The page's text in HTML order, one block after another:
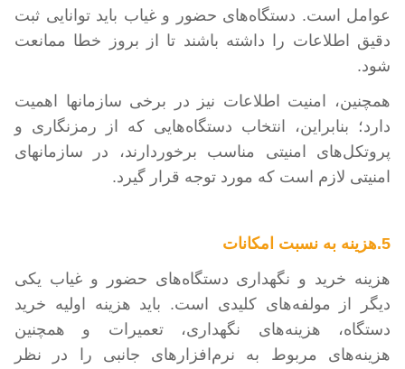
عوامل است. دستگاه‌های حضور و غیاب باید توانایی ثبت
دقیق اطلاعات را داشته باشند تا از بروز خطا ممانعت
شود.
همچنین، امنیت اطلاعات نیز در برخی سازمانها اهمیت
دارد؛ بنابراین، انتخاب دستگاه‌هایی که از رمزنگاری و
پروتکل‌های امنیتی مناسب برخوردارند، در سازمانهای
امنیتی لازم است که مورد توجه قرار گیرد.
5.هزینه
به نسبت امکانات
هزینه خرید و نگهداری دستگاه‌های حضور و غیاب یکی
دیگر از مولفه‌های کلیدی است. باید هزینه اولیه خرید
دستگاه، هزینه‌های نگهداری، تعمیرات و همچنین
هزینه‌های مربوط به نرم‌افزارهای جانبی را در نظر